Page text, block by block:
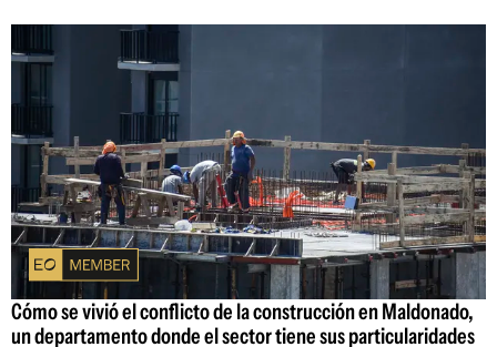
Cómo se vivió el conflicto de la construcción en Maldonado,
un departamento donde el sector tiene sus particularidades